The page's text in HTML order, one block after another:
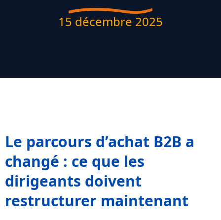
15 décembre 2025
Le parcours d’achat B2B a
changé : ce que les
dirigeants doivent
restructurer maintenant